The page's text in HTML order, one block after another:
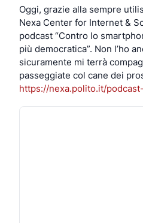
Oggi, grazie alla sempre
Nexa Center for Internet &
podcast “Contro lo
più democratica”. Non l’ho
sicuramente mi terrà
https://nexa.polito.it/